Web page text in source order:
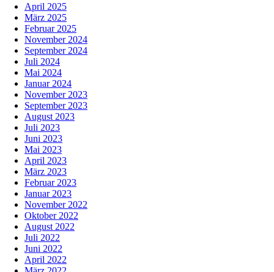
April 2025
März 2025
Februar 2025
November 2024
September 2024
Juli 2024
Mai 2024
Januar 2024
November 2023
September 2023
August 2023
Juli 2023
Juni 2023
Mai 2023
April 2023
März 2023
Februar 2023
Januar 2023
November 2022
Oktober 2022
August 2022
Juli 2022
Juni 2022
April 2022